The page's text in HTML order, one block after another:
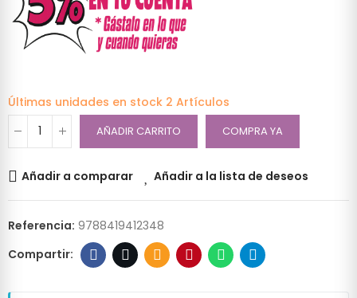
Últimas unidades en stock 2 Artículos
AÑADIR CARRITO COMPRA YA
Añadir a comparar Añadir a la lista de deseos
Referencia: 9788419412348